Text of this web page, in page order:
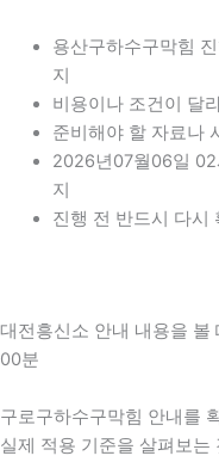
용산구하수구막힘
지
비용이나 조건이 달
준비해야 할 자료나
2026년07월06일
지
진행 전 반드시 다시
대전흥신소 안내 내용을
00분
구로구하수구막힘 안내를
실제 적용 기준을 살펴보